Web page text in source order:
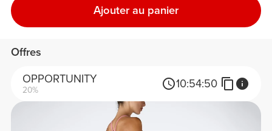
Ajouter au panier
Offres
OPPORTUNITY
20% 10:54:50